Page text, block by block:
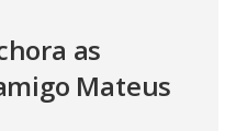
as
Mateus